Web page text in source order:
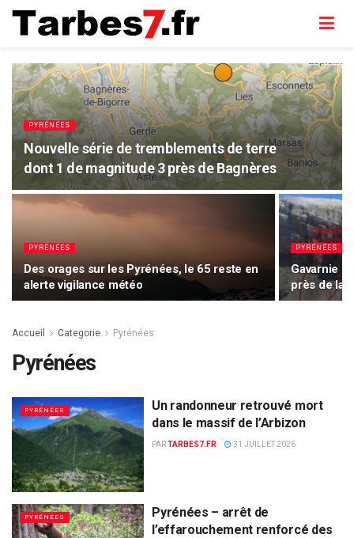
PYRÉNÉES
Nouvelle série de tremblements de terre
dont 1 de magnitude 3 près de Bagnères
PYRÉNÉES
Des orages sur les Pyrénées, le 65 reste en
alerte vigilance météo
PYRÉNÉES
Gavarnie
près de la
Accueil Categorie Pyrénées
Pyrénées
PYRÉNÉES
Un randonneur retrouvé mort
dans le massif de l’Arbizon
PARTARBES7.FR 31 JUILLET 2026
PYRÉNÉES
Pyrénées – arrêt de
l’effarouchement renforcé des